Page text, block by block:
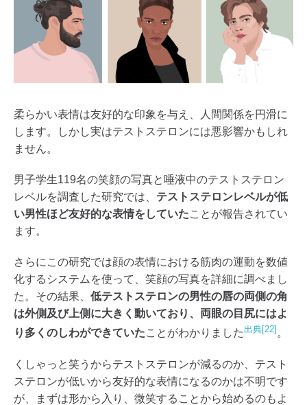
柔らかい表情は友好的な印象を与え、人間関係を円滑に
します。しかし実はテストステロンには悪影響かもしれ
ません。
男子学生119名の笑顔の写真と唾液中のテストステロン
レベルを調査した研究では、 テストステロンレベルが低
い男性ほど友好的な表情をしていたことが報告されてい
ます。
さらにこの研究では顔の表情における筋肉の運動を数値
化するシステムを使って、笑顔の写真を詳細に調べまし
た。その結果、 低テストステロンの男性の唇の両側の角
は外側及び上側に大きく動いており、両眼の目尻にはよ
り多くのしわができていたことがわかりました出典[22] 。
くしゃっと笑うからテストステロンが減るのか、テスト
ステロンが低いから友好的な表情になるのかは不明です
が、まずは形から入り、微笑することから始めるのもよ